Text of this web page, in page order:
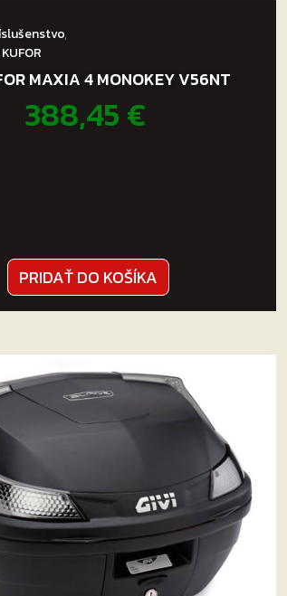
,
MAXIA 4 MONOKEY V56NT
388,45€
PRIDAŤ DO KOŠÍKA